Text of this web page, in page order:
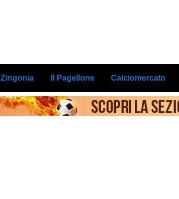
Zingonia Il Pagellone Calciomercato